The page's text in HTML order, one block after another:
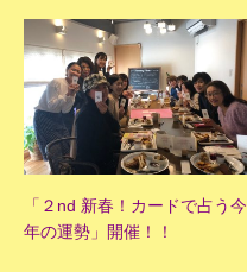
「２nd 新春！カードで占う今
年の運勢」開催！！